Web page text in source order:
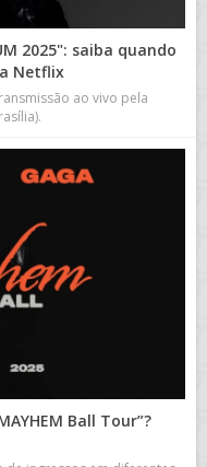
2025": saiba quando
Netflix
ao vivo pela
Ball Tour”?